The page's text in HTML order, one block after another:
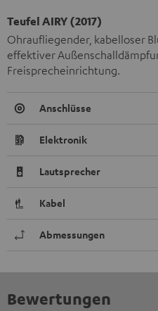
Teufel AIRY (2017)
Ohraufliegender, kabelloser
effektiver
Freisprecheinrichtung.
Anschlüsse
Elektronik
Lautsprecher
Kabel
Abmessungen
Bewertungen